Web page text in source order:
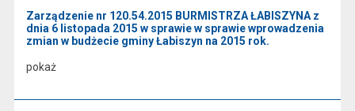
Zarządzenie nr 120.54.2015 BURMISTRZA ŁABISZYNA z
dnia 6 listopada 2015 w sprawie w sprawie wprowadzenia
zmian w budżecie gminy Łabiszyn na 2015 rok.
pokaż